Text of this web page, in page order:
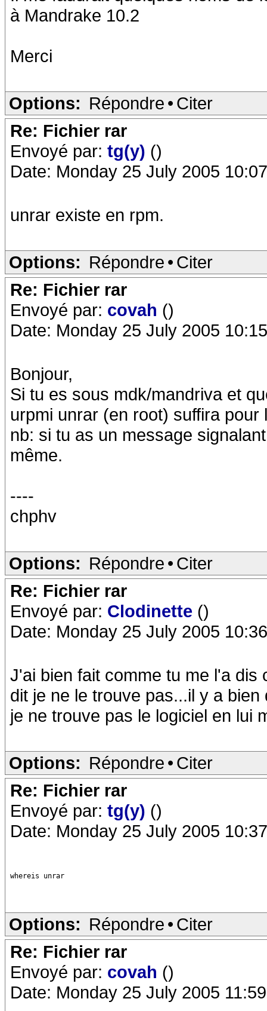
à Mandrake 10.2
Merci
Options: Répondre • Citer
Re: Fichier rar
Envoyé par: tg(y) ()
Date: Monday 25 July 2005
unrar existe en rpm.
Options: Répondre • Citer
Re: Fichier rar
Envoyé par: covah ()
Date: Monday 25 July 2005
Bonjour,
Si tu es sous mdk/mandriva et
urpmi unrar (en root) suffira pour
nb: si tu as un message
même.
----
chphv
Options: Répondre • Citer
Re: Fichier rar
Envoyé par: Clodinette ()
Date: Monday 25 July 2005
J'ai bien fait comme tu me l'a
dit je ne le trouve pas...il y a
je ne trouve pas le logiciel en lui
Options: Répondre • Citer
Re: Fichier rar
Envoyé par: tg(y) ()
Date: Monday 25 July 2005
whereis unrar
Options: Répondre • Citer
Re: Fichier rar
Envoyé par: covah ()
Date: Monday 25 July 2005